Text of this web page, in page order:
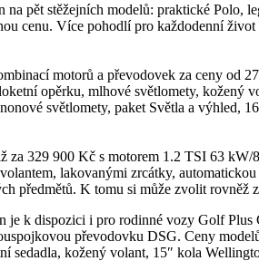
pět stěžejních modelů: praktické
cenu. Více pohodlí pro každodenní
motorů a převodovek za ceny
opěrku, mlhové světlomety,
světlomety, paket Světla a výhled,
329 900 Kč s motorem 1.2 TSI 63
lakovanými zrcátky,
předmětů. K tomu si může zvolit
je k dispozici i pro rodinné vozy Golf
převodovku DSG. Ceny
kožený volant, 15″ kola